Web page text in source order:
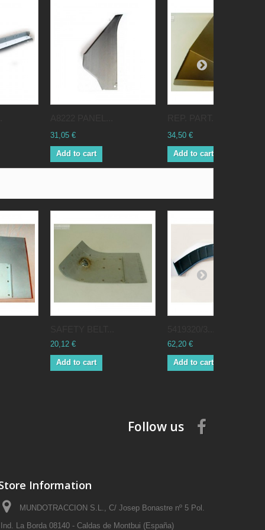
31,05 €
Add to cart
34,50 €
Add to cart
20,12 €
Add to cart
62,20 €
Add to cart
Follow us
Information
MUNDOTRACCION S.L., C/ Josep Bonastre nº 5 Pol.
Ind. La Borda 08140 - Caldas de Montbui (España)